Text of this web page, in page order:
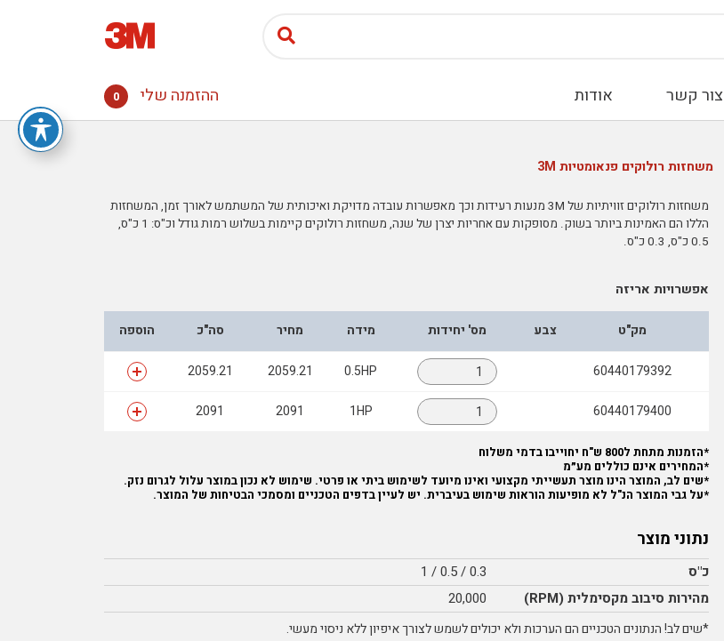
צור קשר אודות ההזמנה שלי 0
משחזות רולוקים פנאומטיות 3M
משחזות רולוקים זוויתיות של 3M מנעות רעידות וכך מאפשרות עובדה מדויקת ואיכותית של המשתמש לאורך זמן, המשחזות
הללו הם האמינות ביותר בשוק. מסופקות עם אחריות יצרן של שנה, משחזות רולוקים קיימות בשלוש רמות גודל וכ"ס: 1 כ"ס,
0.5 כ"ס, 0.3 כ"ס.
אפשרויות אריזה
מק"ט צבע מס' יחידות מידה מחיר סה"כ הוספה
60440179392
0.5HP
2059.21
2059.21
60440179400
1HP
2091
2091
*הזמנות מתחת ל800 ש"ח יחוייבו בדמי משלוח
*המחירים אינם כוללים מע״מ
*שים לב, המוצר הינו מוצר תעשייתי מקצועי ואינו מיועד לשימוש ביתי או פרטי. שימוש לא נכון במוצר עלול לגרום נזק.
*על גבי המוצר הנ"ל לא מופיעות הוראות שימוש בעיברית. יש לעיין בדפים הטכניים ומסמכי הבטיחות של המוצר.
נתוני מוצר
כ"ס
0.3 / 0.5 / 1
מהירות סיבוב מקסימלית (RPM)
20,000
*שים לב! הנתונים הטכניים הם הערכות ולא יכולים לשמש לצורך איפיון ללא ניסוי מעשי.